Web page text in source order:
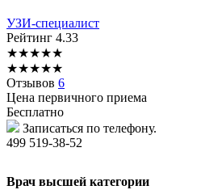
УЗИ-специалист
Рейтинг 4.33
★★★★★
★★★★★
Отзывов 6
Цена первичного приема
Бесплатно
Записаться по телефону.
499 519-38-52
Врач высшей категории